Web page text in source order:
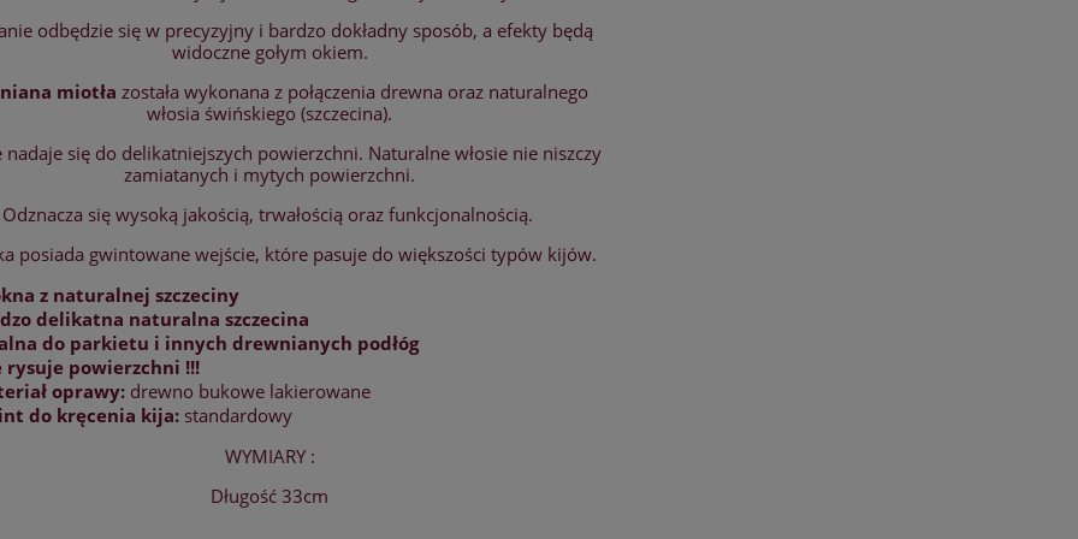
odbędzie się w precyzyjny i bardzo dokładny sposób, a efekty będą
widoczne gołym okiem.
miotła została wykonana z połączenia drewna oraz naturalnego
włosia świńskiego (szczecina).
nadaje się do delikatniejszych powierzchni. Naturalne włosie nie niszczy
zamiatanych i mytych powierzchni.
Odznacza się wysoką jakością, trwałością oraz funkcjonalnością.
posiada gwintowane wejście, które pasuje do większości typów kijów.
z naturalnej szczeciny
delikatna naturalna szczecina
do parkietu i innych drewnianych podłóg
rysuje powierzchni !!!
oprawy: drewno bukowe lakierowane
do kręcenia kija: standardowy
WYMIARY :
Długość 33cm